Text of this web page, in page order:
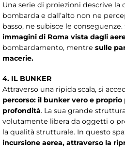
Una serie di proiezioni descrive
bombarda e dall’alto non ne
basso, ne subisce le conseguenze.
immagini di Roma vista dagli
bombardamento, mentre sulle
macerie.
4. IL BUNKER
Attraverso una ripida scala, si
percorso: il bunker vero e
profondità. La sua grande
volutamente libera da oggetti o
la qualità strutturale. In questo
incursione aerea, attraverso la